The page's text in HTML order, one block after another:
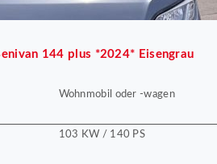
144 plus *2024* Eisengrau
Wohnmobil oder -wagen
103 KW / 140 PS